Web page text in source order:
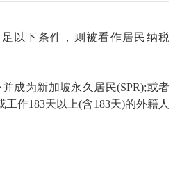
运到美国 从张家界市托运到美国从上海
以下条件，则被看作居民纳税
成为新加坡永久居民(SPR);或者
工作183天以上(含183天)的外籍人